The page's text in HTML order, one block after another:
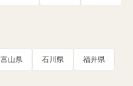
富山県 石川県 福井県